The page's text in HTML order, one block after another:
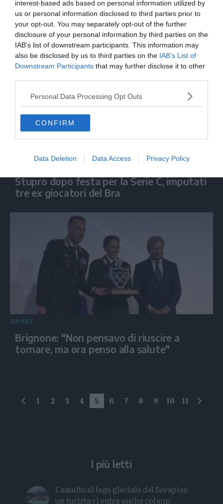
interest-based ads based on personal information utilized by
us or personal information disclosed to third parties prior to
your opt-out. You may separately opt-out of the further
disclosure of your personal information by third parties on the
IAB’s list of downstream participants. This information may
also be disclosed by us to third parties on the IAB’s List of
Downstream Participants that may further disclose it to other
Personal Data Processing Opt Outs
CONFIRM
Data Deletion Data Access Privacy Policy
Come dovrebbe funzionare la Nba Europe
Stupro dopo festa per la Serie C, imputati
tre ex giocatori del Bra
SPORT
Brignone: "Non pensavo di riuscire a
tornare, ma ora penso alla salute"
precedente
1 2 3 4 5 6 7 8 9 10 11
I più letti
L'assalto al lago glaciale del Sorapiss:
un turista ci entra anche col sup